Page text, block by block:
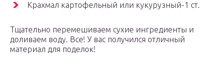
Крахмал картофельный или кукурузный-1 ст.
Тщательно перемешиваем сухие ингредиенты и
доливаем воду. Все! У вас получился отличный
материал для поделок!